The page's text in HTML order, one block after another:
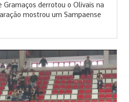
Gramaços derrotou o Olivais na
mostrou um Sampaense